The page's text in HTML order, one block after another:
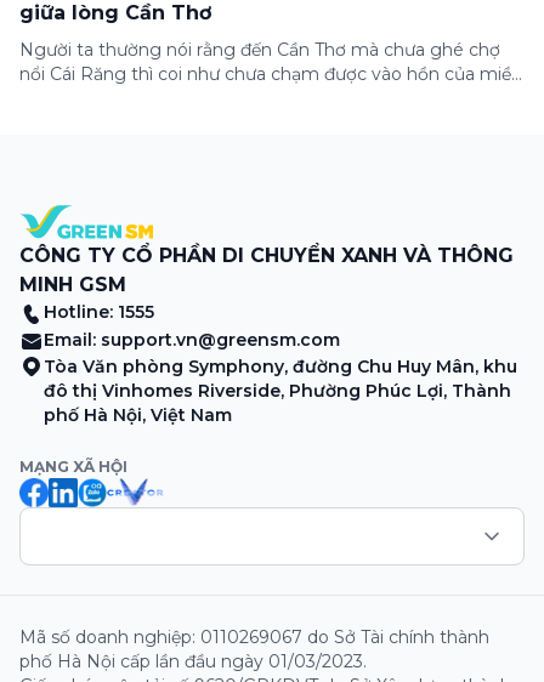
giữa lòng Cần Thơ
Người ta thường nói rằng đến Cần Thơ mà chưa ghé chợ
nổi Cái Răng thì coi như chưa chạm được vào hồn của miền
CÔNG TY CỔ PHẦN DI CHUYỂN XANH VÀ THÔNG
MINH GSM
Hotline: 1555
Email: support.vn@greensm.com
Tòa Văn phòng Symphony, đường Chu Huy Mân, khu
đô thị Vinhomes Riverside, Phường Phúc Lợi, Thành
phố Hà Nội, Việt Nam
MẠNG XÃ HỘI
Mã số doanh nghiệp: 0110269067 do Sở Tài chính thành
phố Hà Nội cấp lần đầu ngày 01/03/2023.